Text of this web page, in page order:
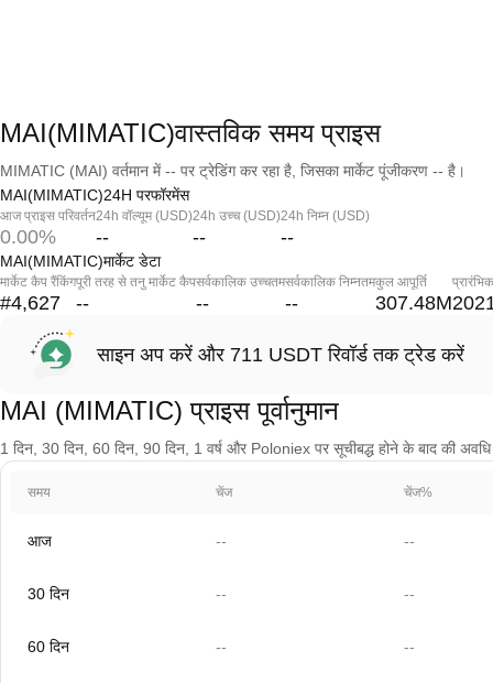
MAI(MIMATIC)वास्तविक समय प्राइस
MIMATIC (MAI) वर्तमान में -- पर ट्रेडिंग कर रहा है, जिसका मार्केट पूंजीकरण -- है।
MAI(MIMATIC)24H परफॉरमेंस
आज प्राइस परिवर्तन
0.00%
24h वॉल्यूम (USD)
--
24h उच्च (USD)
--
24h निम्न (USD)
--
MAI(MIMATIC)मार्केट डेटा
मार्केट कैप रैंकिंग
#4,627
पूरी तरह से तनु मार्केट कैप
--
सर्वकालिक उच्चतम
--
सर्वकालिक निम्नतम
--
कुल आपूर्ति
307.48M
साइन अप करें और 711 USDT रिवॉर्ड तक ट्रेड करें
MAI (MIMATIC) प्राइस पूर्वानुमान
1 दिन, 30 दिन, 60 दिन, 90 दिन, 1 वर्ष और Poloniex पर सूचीबद्ध होने के बाद की
समय चेंज चेंज%
आज -- --
30 दिन -- --
60 दिन -- --